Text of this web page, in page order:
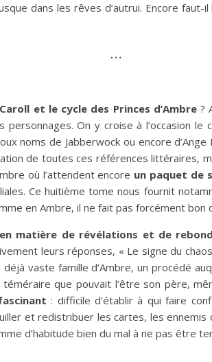
dans les rêves d’autrui. Encore
…
et le cycle des Princes d’Ambre?
On y croise à l’occasion
noms de Jabberwock ou encore
de toutes ces références
où l’attendent encore un paquet de
Ce huitième tome nous fournit
en Ambre, il ne fait pas forcément
en matière de révélations et de
leurs réponses, « Le signe du
vaste famille d’Ambre, un procédé
que pouvait l’être son père,
: difficile d’établir à qui faire
et redistribuer les cartes, les
d’habitude bien du mal à ne pas être